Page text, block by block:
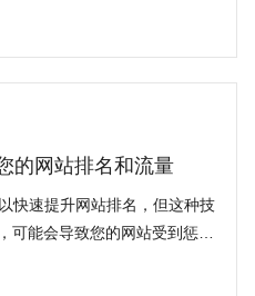
的网站排名和流量
快速提升网站排名，但这种技
可能会导致您的网站受到惩